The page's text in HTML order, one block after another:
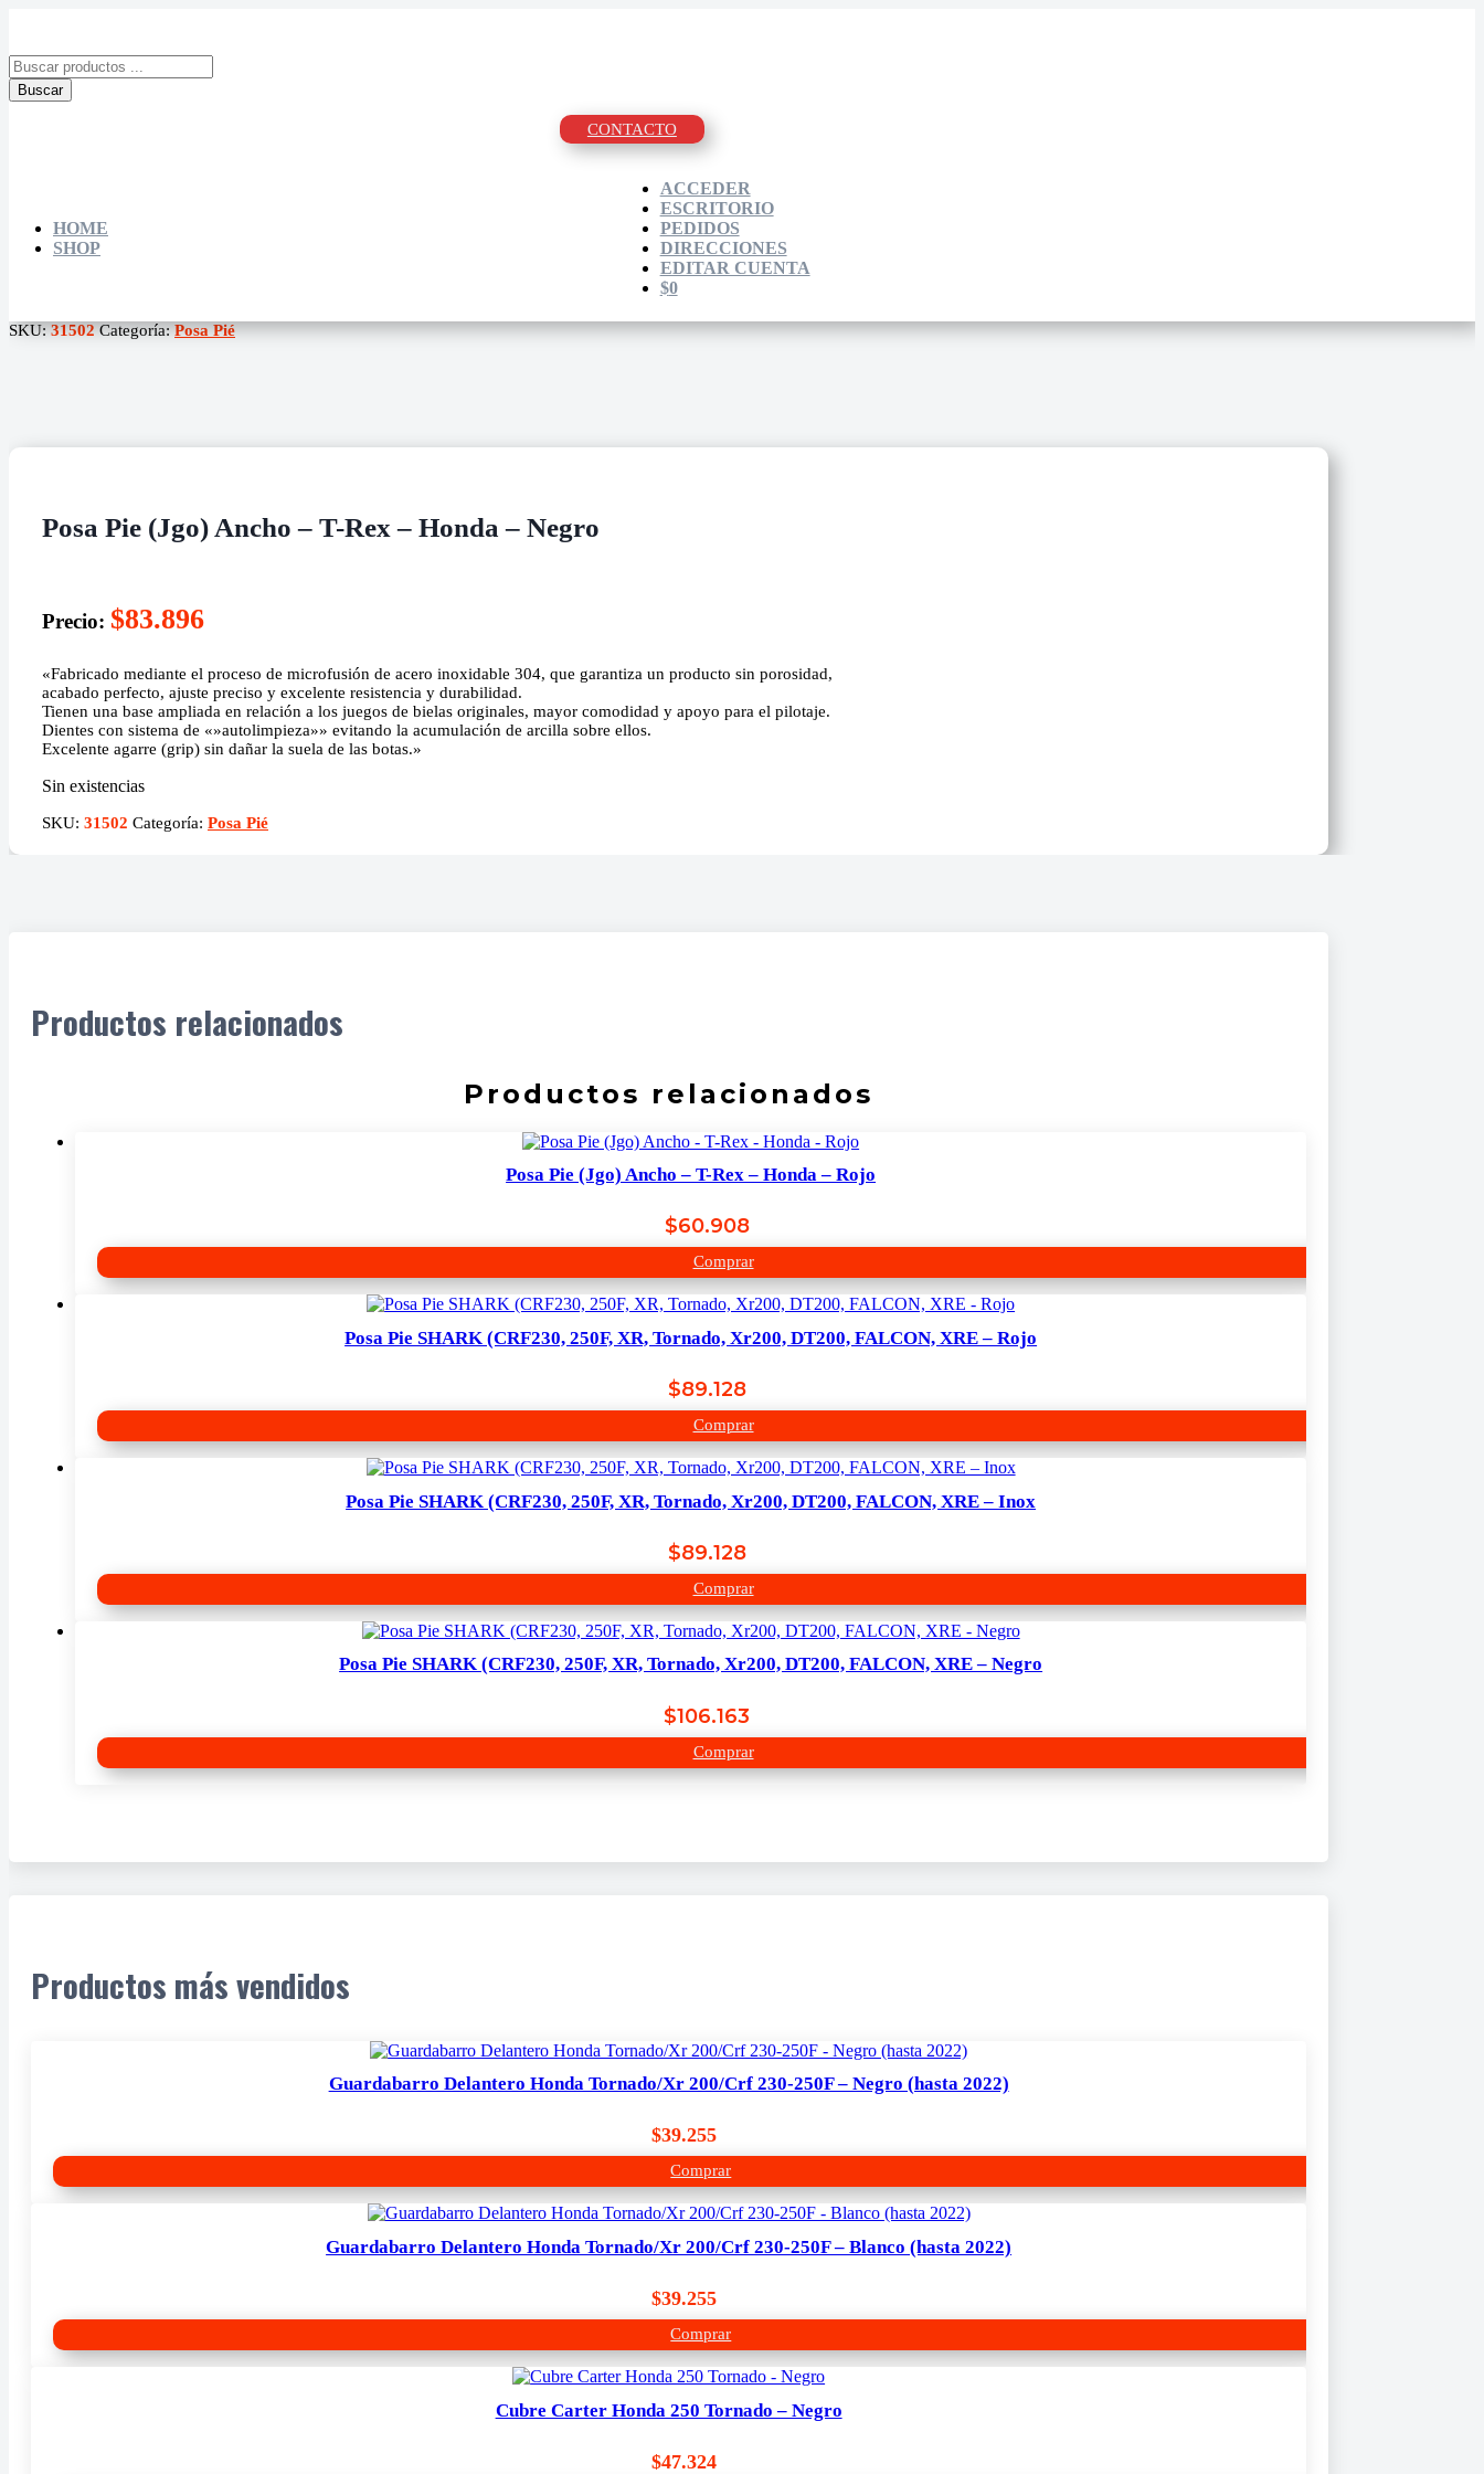
Búsqueda
de
productos
Buscar
CONTACTO
HOME
SHOP
ACCEDER
ESCRITORIO
PEDIDOS
DIRECCIONES
EDITAR CUENTA
$0
SKU: 31502 Categoría: Posa Pié
Posa Pie (Jgo) Ancho – T-Rex – Honda – Negro
Precio: $83.896
«Fabricado mediante el proceso de microfusión de acero inoxidable 304, que garantiza un producto sin porosidad,
acabado perfecto, ajuste preciso y excelente resistencia y durabilidad.
Tienen una base ampliada en relación a los juegos de bielas originales, mayor comodidad y apoyo para el pilotaje.
Dientes con sistema de «»autolimpieza»» evitando la acumulación de arcilla sobre ellos.
Excelente agarre (grip) sin dañar la suela de las botas.»
Sin existencias
SKU: 31502 Categoría: Posa Pié
Productos relacionados
Productos relacionados
Posa Pie (Jgo) Ancho – T-Rex – Honda – Rojo
$60.908
Comprar
Posa Pie SHARK (CRF230, 250F, XR, Tornado, Xr200, DT200, FALCON, XRE – Rojo
$89.128
Comprar
Posa Pie SHARK (CRF230, 250F, XR, Tornado, Xr200, DT200, FALCON, XRE – Inox
$89.128
Comprar
Posa Pie SHARK (CRF230, 250F, XR, Tornado, Xr200, DT200, FALCON, XRE – Negro
$106.163
Comprar
Productos más vendidos
Guardabarro Delantero Honda Tornado/Xr 200/Crf 230-250F – Negro (hasta 2022)
$39.255
Comprar
Guardabarro Delantero Honda Tornado/Xr 200/Crf 230-250F – Blanco (hasta 2022)
$39.255
Comprar
Cubre Carter Honda 250 Tornado – Negro
$47.324